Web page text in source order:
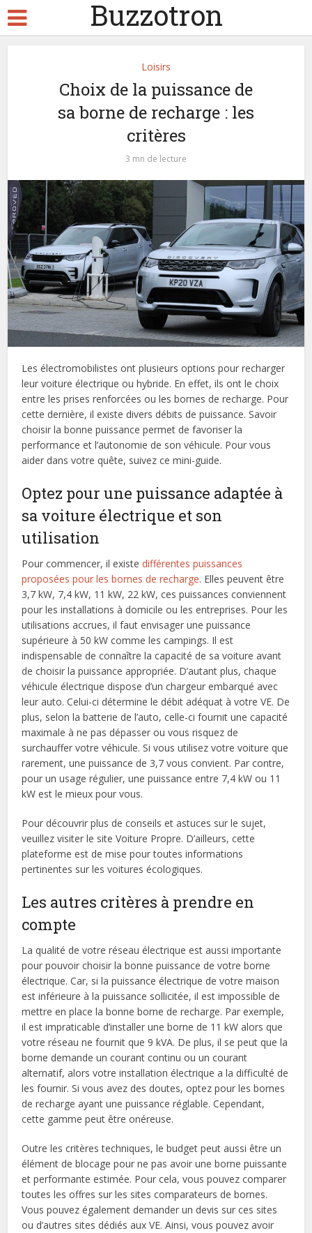
Buzzotron
Loisirs
Choix de la puissance de
sa borne de recharge : les
critères
3 mn de lecture
Les électromobilistes ont plusieurs options pour recharger
leur voiture électrique ou hybride. En effet, ils ont le choix
entre les prises renforcées ou les bornes de recharge. Pour
cette dernière, il existe divers débits de puissance. Savoir
choisir la bonne puissance permet de favoriser la
performance et l’autonomie de son véhicule. Pour vous
aider dans votre quête, suivez ce mini-guide.
Optez pour une puissance adaptée à
sa voiture électrique et son
utilisation
Pour commencer, il existedifférentes puissances
proposées pour les bornes de recharge. Elles peuvent être
3,7 kW, 7,4 kW, 11 kW, 22 kW, ces puissances conviennent
pour les installations à domicile ou les entreprises. Pour les
utilisations accrues, il faut envisager une puissance
supérieure à 50 kW comme les campings. Il est
indispensable de connaître la capacité de sa voiture avant
de choisir la puissance appropriée. D’autant plus, chaque
véhicule électrique dispose d’un chargeur embarqué avec
leur auto. Celui-ci détermine le débit adéquat à votre VE. De
plus, selon la batterie de l’auto, celle-ci fournit une capacité
maximale à ne pas dépasser ou vous risquez de
surchauffer votre véhicule. Si vous utilisez votre voiture que
rarement, une puissance de 3,7 vous convient. Par contre,
pour un usage régulier, une puissance entre 7,4 kW ou 11
kW est le mieux pour vous.
Pour découvrir plus de conseils et astuces sur le sujet,
veuillez visiter le site Voiture Propre. D’ailleurs, cette
plateforme est de mise pour toutes informations
pertinentes sur les voitures écologiques.
Les autres critères à prendre en
compte
La qualité de votre réseau électrique est aussi importante
pour pouvoir choisir la bonne puissance de votre borne
électrique. Car, si la puissance électrique de votre maison
est inférieure à la puissance sollicitée, il est impossible de
mettre en place la bonne borne de recharge. Par exemple,
il est impraticable d’installer une borne de 11 kW alors que
votre réseau ne fournit que 9 kVA. De plus, il se peut que la
borne demande un courant continu ou un courant
alternatif, alors votre installation électrique a la difficulté de
les fournir. Si vous avez des doutes, optez pour les bornes
de recharge ayant une puissance réglable. Cependant,
cette gamme peut être onéreuse.
Outre les critères techniques, le budget peut aussi être un
élément de blocage pour ne pas avoir une borne puissante
et performante estimée. Pour cela, vous pouvez comparer
toutes les offres sur les sites comparateurs de bornes.
Vous pouvez également demander un devis sur ces sites
ou d’autres sites dédiés aux VE. Ainsi, vous pouvez avoir